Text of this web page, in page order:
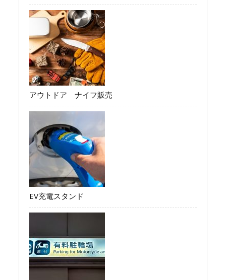
アウトドア ナイフ販売
EV充電スタンド